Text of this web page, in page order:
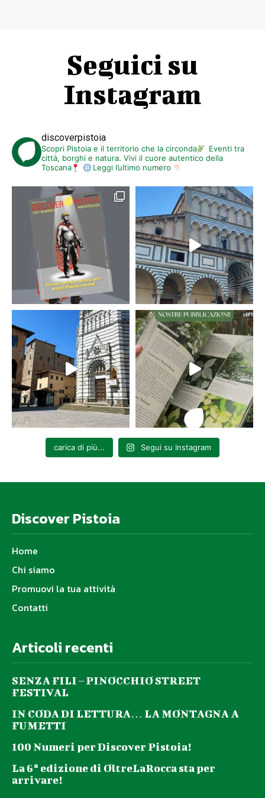
Seguici su
Instagram
discoverpistoia
Scopri Pistoia e il territorio che la circonda
Eventi tra
città, borghi e natura. Vivi il cuore autentico della
Toscana
Leggi l’ultimo numero
carica di più... Segui su Instagram
Discover Pistoia
Home
Chi siamo
Promuovi la tua attività
Contatti
Articoli recenti
SENZA FILI – PINOCCHIO STREET
FESTIVAL
IN CODA DI LETTURA… LA MONTAGNA A
FUMETTI
100 Numeri per Discover Pistoia!
La 6ª edizione di OltreLaRocca sta per
arrivare!